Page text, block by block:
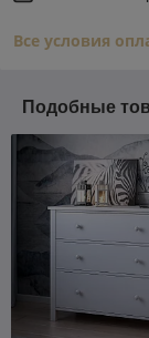
Все условия
Подобные